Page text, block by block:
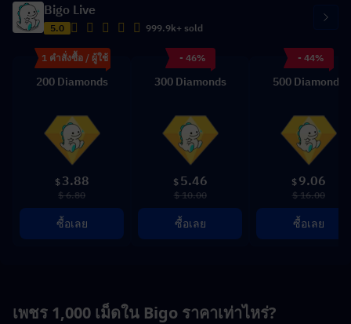
Bigo Live
5.0 999.9k+ sold
1 คำสั่งซื้อ / ผู้ใช้
200 Diamonds
$ 3.88
$ 6.80
ซื้อเลย
- 46%
300 Diamonds
$ 5.46
$ 10.00
ซื้อเลย
- 44%
500 Diamonds
$ 9.06
$ 16.00
ซื้อเลย
เพชร 1,000 เม็ดใน Bigo ราคาเท่าไหร่?